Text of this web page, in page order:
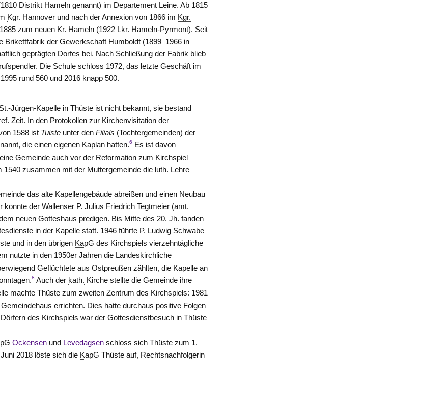
Distrikt Hameln genannt) im Departement Leine. Ab 1815
Kgr. Hannover und nach der Annexion von 1866 im Kgr.
zum neuen Kr. Hameln (1922 Lkr. Hameln-Pyrmont). Seit
Brikettfabrik der Gewerkschaft Humboldt (1899–1966 in
geprägten Dorfes bei. Nach Schließung der Fabrik blieb
Die Schule schloss 1972, das letzte Geschäft im
rund 560 und 2016 knapp 500.
Jürgen-Kapelle in Thüste ist nicht bekannt, sie bestand
Zeit. In den Protokollen zur Kirchenvisitation der
1588 ist Tuiste unter denFilials (Tochtergemeinden) der
die einen eigenen Kaplan hatten.6 Es ist davon
Gemeinde auch vor der Reformation zum Kirchspiel
1540 zusammen mit der Muttergemeinde die luth. Lehre
das alte Kapellengebäude abreißen und einen Neubau
konnte der Wallenser P. Julius Friedrich Tegtmeier (amt.
neuen Gotteshaus predigen. Bis Mitte des 20.Jh. fanden
in der Kapelle statt. 1946 führte P. Ludwig Schwabe
und in den übrigen KapG des Kirchspiels vierzehntägliche
nutzte in den 1950er Jahren die Landeskirchliche
Geflüchtete aus Ostpreußen zählten, die Kapelle an
8 Auch der kath. Kirche stellte die Gemeinde ihre
machte Thüste zum zweiten Zentrum des Kirchspiels: 1981
errichten. Dies hatte durchaus positive Folgen
des Kirchspiels war der Gottesdienstbesuch in Thüste
Ockensen und Levedagsen schloss sich Thüste zum 1.
2018 löste sich die KapG Thüste auf, Rechtsnachfolgerin